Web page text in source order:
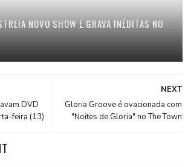
NOVO SHOW E GRAVA INÉDITAS NO
NEXT
Gloria Groove é ovacionada com
"Noites de Gloria" no The Town
DVD
feira (13)